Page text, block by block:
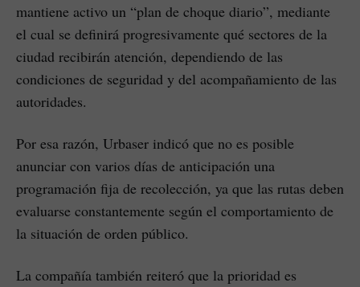
mantiene activo un “plan de choque diario”, mediante
el cual se definirá progresivamente qué sectores de la
ciudad recibirán atención, dependiendo de las
condiciones de seguridad y del acompañamiento de las
autoridades.
Por esa razón, Urbaser indicó que no es posible
anunciar con varios días de anticipación una
programación fija de recolección, ya que las rutas deben
evaluarse constantemente según el comportamiento de
la situación de orden público.
La compañía también reiteró que la prioridad es